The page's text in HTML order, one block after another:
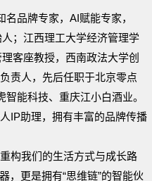
名品牌专家，AI赋能专家，
；江西理工大学经济管理学
客座教授，西南政法大学创
责人，先后任职于北京零点
能科技、重庆江小白酒业。
IP助理，拥有丰富的品牌传播
构我们的生活方式与成长路
，更是拥有“思维链”的智能伙